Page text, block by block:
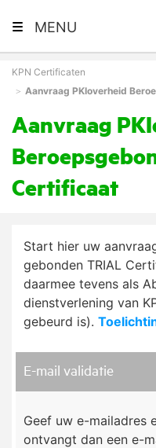
MENU
KPN Certificaten
Aanvraag PKIoverheid
Aanvraag
Certificaat
Start hier uw
ge­bon­den TRIAL
daarmee tevens als
dienst­ver­lening van
gebeurd is).
E-mail validatie
Geef uw e-mailadres
ontvangt dan een e-